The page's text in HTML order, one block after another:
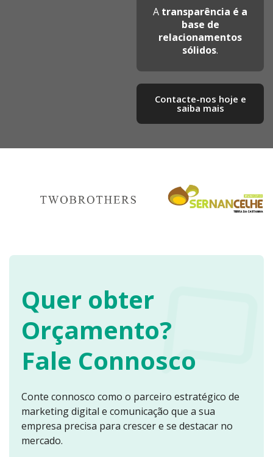
A transparência é a
base de
relacionamentos
sólidos.
Contacte-nos hoje e
saiba mais​
Quer obter
Orçamento?
Fale Connosco
Conte connosco como o parceiro estratégico de
marketing digital e comunicação que a sua
empresa precisa para crescer e se destacar no
mercado.